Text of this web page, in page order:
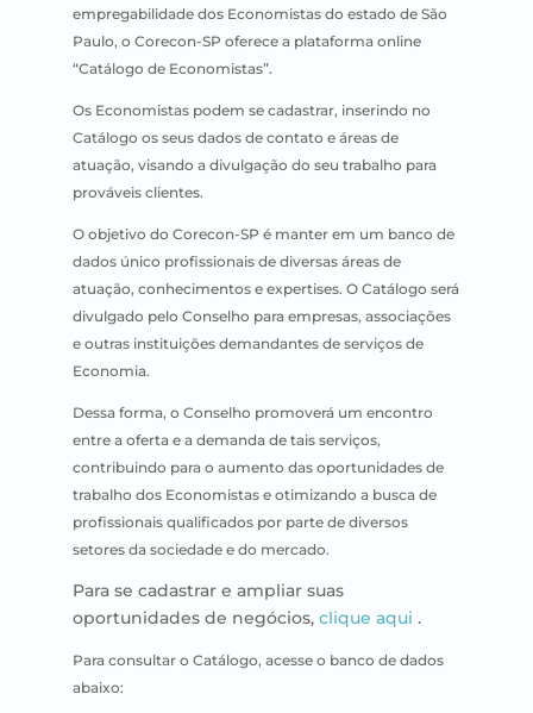
empregabilidade dos Economistas do estado de São
Paulo, o Corecon-SP oferece a plataforma online
“Catálogo de Economistas”.
Os Economistas podem se cadastrar, inserindo no
Catálogo os seus dados de contato e áreas de
atuação, visando a divulgação do seu trabalho para
prováveis clientes.
O objetivo do Corecon-SP é manter em um banco de
dados único profissionais de diversas áreas de
atuação, conhecimentos e expertises. O Catálogo será
divulgado pelo Conselho para empresas, associações
e outras instituições demandantes de serviços de
Economia.
Dessa forma, o Conselho promoverá um encontro
entre a oferta e a demanda de tais serviços,
contribuindo para o aumento das oportunidades de
trabalho dos Economistas e otimizando a busca de
profissionais qualificados por parte de diversos
setores da sociedade e do mercado.
Para se cadastrar e ampliar suas
oportunidades de negócios, clique aqui .
Para consultar o Catálogo, acesse o banco de dados
abaixo: